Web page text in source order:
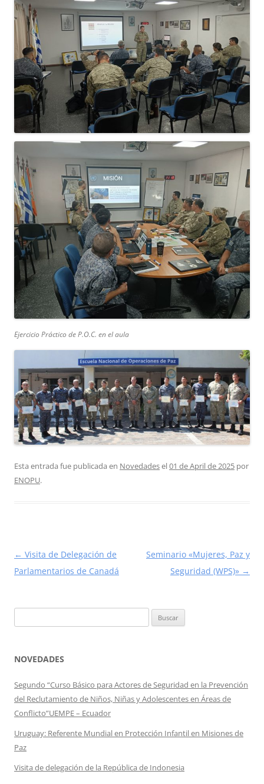
Ejercicio Práctico de P.O.C. en el aula
Esta entrada fue publicada en Novedadesel01 de April de 2025 por
ENOPU.
Navegación
de
← Visita de Delegación de
Parlamentarios de Canadá
Seminario «Mujeres, Paz y
Seguridad (WPS)» →
NOVEDADES
Segundo “Curso Básico para Actores de Seguridad en la Prevención
del Reclutamiento de Niños, Niñas y Adolescentes en Áreas de
Conflicto”UEMPE – Ecuador
Uruguay: Referente Mundial en Protección Infantil en Misiones de
Paz
Visita de delegación de la República de Indonesia